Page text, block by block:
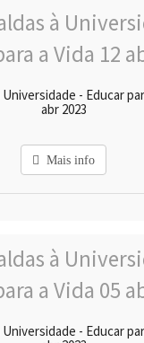
- Educar
abr 2023
Mais info
- Educar